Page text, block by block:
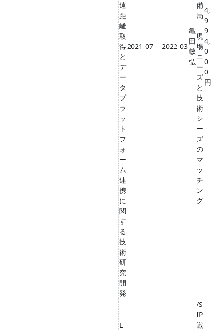
遠
距
離
取
得
と
デ
ー
タ
プ
ラ
ッ
ト
フ
ォ
ー
ム
連
携
に
関
す
る
技
術
研
究
開
発
2021-07 -- 2022-03
亀
田
敏
弘
備
局
現
場
ニ
ー
ズ
と
技
術
シ
ー
ズ
の
マ
ッ
チ
ン
グ
4,
9
9
4,
0
0
0
円
L
/S
IP
戦